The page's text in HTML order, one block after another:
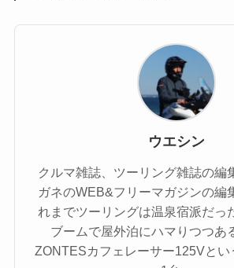
ウエシン
クルマ雑誌、ツーリング雑誌の編
ガネのWEB&フリーマガジンの編
れまでツーリングは温泉宿派だっ
ブームで屋外泊にハマりつつあ
ZONTESカフェレーサー125Vとい